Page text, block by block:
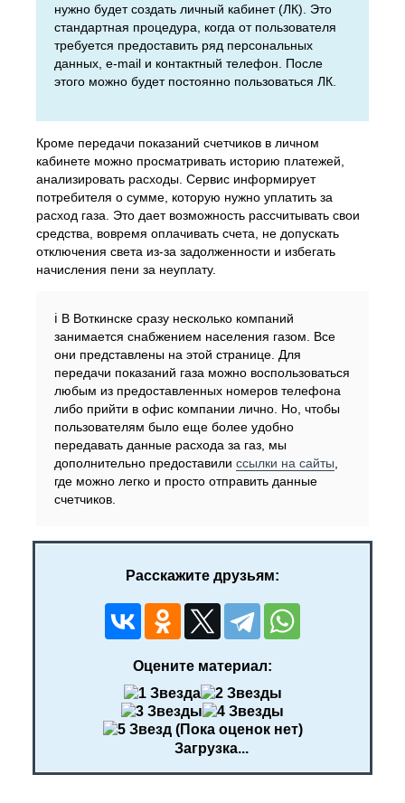
нужно будет создать личный кабинет (ЛК). Это
стандартная процедура, когда от пользователя
требуется предоставить ряд персональных
данных, e-mail и контактный телефон. После
этого можно будет постоянно пользоваться ЛК.
Кроме передачи показаний счетчиков в личном
кабинете можно просматривать историю платежей,
анализировать расходы. Сервис информирует
потребителя о сумме, которую нужно уплатить за
расход газа. Это дает возможность рассчитывать свои
средства, вовремя оплачивать счета, не допускать
отключения света из-за задолженности и избегать
начисления пени за неуплату.
ℹ️ В Воткинске сразу несколько компаний
занимается снабжением населения газом. Все
они представлены на этой странице. Для
передачи показаний газа можно воспользоваться
любым из предоставленных номеров телефона
либо прийти в офис компании лично. Но, чтобы
пользователям было еще более удобно
передавать данные расхода за газ, мы
дополнительно предоставили ссылки на сайты
где можно легко и просто отправить данные
счетчиков.
Расскажите друзьям:
Оцените материал:
(Пока оценок нет)
Загрузка...